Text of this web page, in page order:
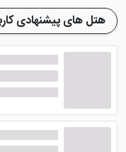
طراحی شده است.
هتل وجود ندارد.
هتل سنجیده و در
ذکر است که برخی
امکانات
هتل های پیشنهادی